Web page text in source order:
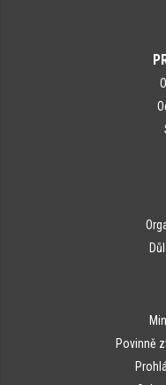
Povinně